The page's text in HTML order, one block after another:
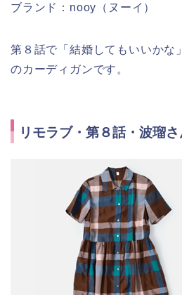
ブランド：nooy（ヌーイ）
第８話で「結婚してもいいかな
のカーディガンです。
リモラブ・第８話・波瑠